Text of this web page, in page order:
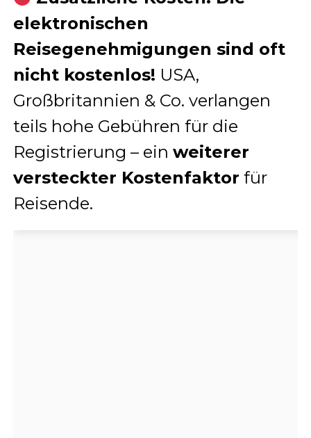
elektronischen
Reisegenehmigungen sind oft
nicht kostenlos! USA,
Großbritannien & Co. verlangen
teils hohe Gebühren für die
Registrierung – ein weiterer
versteckter Kostenfaktor für
Reisende.